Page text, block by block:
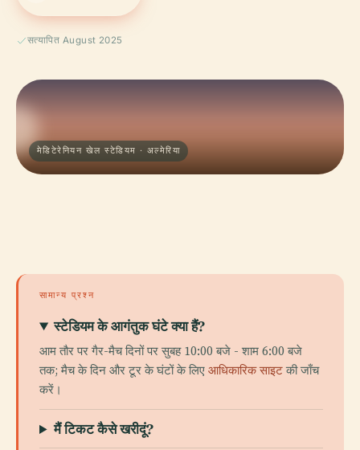
सत्यापित August 2025
मेडिटेरेनियन खेल स्टेडियम · अल्मेरिया
सामान्य प्रश्न
स्टेडियम के आगंतुक घंटे क्या हैं?
आम तौर पर गैर-मैच दिनों पर सुबह 10:00 बजे - शाम 6:00 बजे
तक; मैच के दिन और टूर के घंटों के लिएआधिकारिक साइटकी जाँच
करें।
मैं टिकट कैसे खरीदूं?